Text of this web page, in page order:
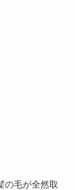
の毛が全然取